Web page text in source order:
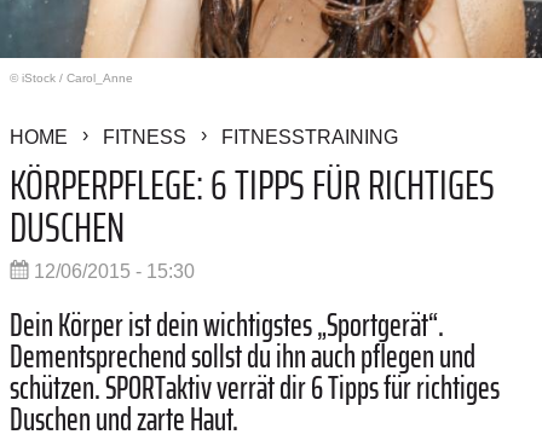
© iStock / Carol_Anne
HOME FITNESS FITNESSTRAINING
KÖRPERPFLEGE: 6 TIPPS FÜR RICHTIGES
DUSCHEN
12/06/2015 - 15:30
Dein Körper ist dein wichtigstes „Sportgerät“.
Dementsprechend sollst du ihn auch pflegen und
schützen. SPORTaktiv verrät dir 6 Tipps für richtiges
Duschen und zarte Haut.